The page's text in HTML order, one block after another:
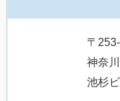
〒
神奈
池杉